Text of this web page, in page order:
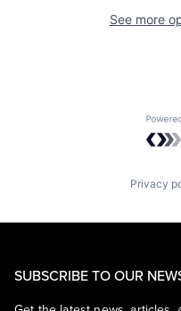
See more
Privacy
SUBSCRIBE TO OUR